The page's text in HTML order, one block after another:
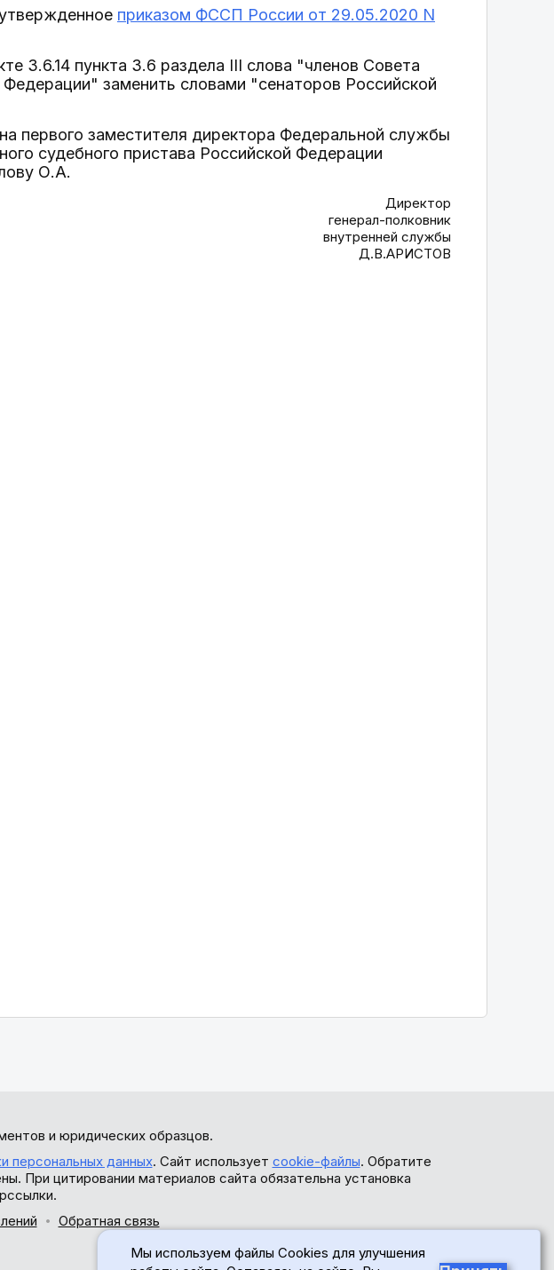
приказом ФССП России от 29.05.2020 N
3.6.14 пункта 3.6 раздела III слова "членов Совета
заменить словами "сенаторов Российской
первого заместителя директора Федеральной службы
судебного пристава Российской Федерации
О.А.
Директор
генерал-полковник
внутренней службы
Д.В.АРИСТОВ
и юридических образцов.
персональных данных. Сайт использует cookie-файлы. Обратите
При цитировании материалов сайта обязательна установка
Обратная связь
Мы используем файлы Cookies для улучшения